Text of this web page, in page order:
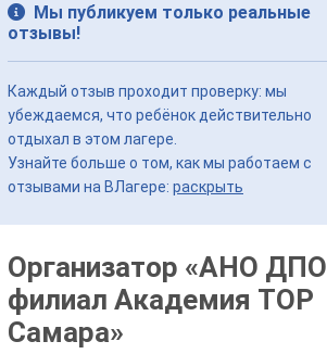
Мы публикуем только реальные
отзывы!
Каждый отзыв проходит проверку: мы
убеждаемся, что ребёнок действительно
отдыхал в этом лагере.
Узнайте больше о том, как мы работаем с
отзывами на ВЛагере: раскрыть
Организатор «АНО ДПО
филиал Академия TOP
Самара»